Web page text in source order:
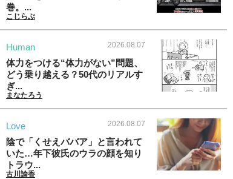
巻。...
こじらぶ
Human 2026.08.07
体力をつける“体力がない”問題、
どう乗り越える？50代のリアルす
ぎ...
まなたろう
Love 2026.08.07
陰で「くせえババア」と言われて
いた…年下彼氏のウラの顔を知り
トラウ...
古川諭香